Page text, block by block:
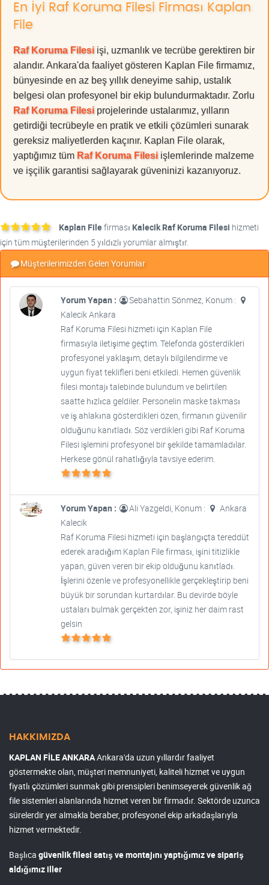
En İyi Raf Koruma Filesi Firması Kaplan
File
Raf Koruma Filesi işi, uzmanlık ve tecrübe gerektiren bir
alandır. Ankara'da faaliyet gösteren Kaplan File firmamız,
bünyesinde en az beş yıllık deneyime sahip, ustalık
belgesi olan profesyonel bir ekip bulundurmaktadır. Zorlu
Raf Koruma Filesi projelerinde ustalarımız, yılların
getirdiği tecrübeyle en pratik ve etkili çözümleri sunarak
gereksiz maliyetlerden kaçınır. Kaplan File olarak,
yaptığımız tüm Raf Koruma Filesi işlemlerinde malzeme
ve işçilik garantisi sağlayarak güveninizi kazanıyoruz.
Kaplan Filefirması Kalecik Raf Koruma Filesi hizmeti
için tüm müşterilerinden 5 yıldızlı yorumlar almıştır.
Müşterilerimizden Gelen Yorumlar
Yorum Yapan :
Sebahattin Sönmez, Konum :
Kalecik Ankara
Raf Koruma Filesi hizmeti için Kaplan File
firmasıyla iletişime geçtim. Telefonda gösterdikleri
profesyonel yaklaşım, detaylı bilgilendirme ve
uygun fiyat teklifleri beni etkiledi. Hemen güvenlik
filesi montajı talebinde bulundum ve belirtilen
saatte hızlıca geldiler. Personelin maske takması
ve iş ahlakına gösterdikleri özen, firmanın güvenilir
olduğunu kanıtladı. Söz verdikleri gibi Raf Koruma
Filesi işlemini profesyonel bir şekilde tamamladılar.
Herkese gönül rahatlığıyla tavsiye ederim.
Yorum Yapan : Ali Yazgeldi, Konum :
Ankara
Kalecik
Raf Koruma Filesi hizmeti için başlangıçta tereddüt
ederek aradığım Kaplan File firması, işini titizlikle
yapan, güven veren bir ekip olduğunu kanıtladı.
İşlerini özenle ve profesyonellikle gerçekleştirip beni
büyük bir sorundan kurtardılar. Bu devirde böyle
ustaları bulmak gerçekten zor, işiniz her daim rast
gelsin
HAKKIMIZDA
KAPLAN FİLE ANKARAAnkara'da uzun yıllardır faaliyet
göstermekte olan, müşteri memnuniyeti, kaliteli hizmet ve uygun
fiyatlı çözümleri sunmak gibi prensipleri benimseyerek güvenlik ağ
file sistemleri alanlarında hizmet veren bir firmadır. Sektörde uzunca
sürelerdir yer almakla beraber, profesyonel ekip arkadaşlarıyla
hizmet vermektedir.
Başlıca güvenlik filesi satış ve montajını yaptığımız ve sipariş
aldığımız iller